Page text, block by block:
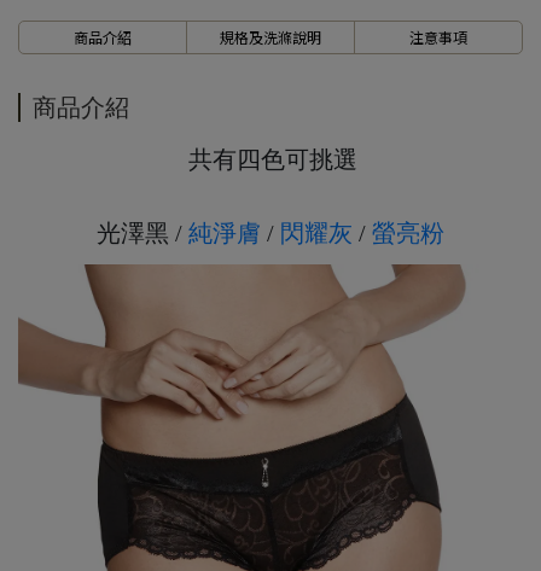
7、8月滿千折百10
7、8月滿千折百11
7、8月滿千折百12
7、8月滿千折百16
7、8月滿千折百17
7、8月滿千折百18
7、8月滿千折百19
7、8月滿千折百20
7、8月滿千折百21
7、8月滿千折百22
7、8月滿千折百23
7、8月滿千折百24
商品介紹 規格及洗滌說明 注意事項
商品介紹
共有四色可挑選
光澤黑 / 純淨膚 / 閃耀灰 / 螢亮粉